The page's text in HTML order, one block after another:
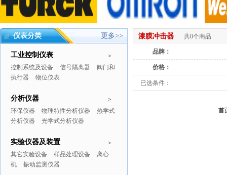
仪表分类 更多>>
>
工业控制仪表
控制系统及设备 信号隔离器
阀门和
执行器
物位仪表
>
分析仪器
环保仪器 物理特性分析仪器
热学式
分析仪器
光学式分析仪器
>
实验仪器及装置
其它实验设备 样品处理设备
离心
机
振动监测仪器
漆膜冲击器 共0个商品
品牌：
价格：
已选条件：
首